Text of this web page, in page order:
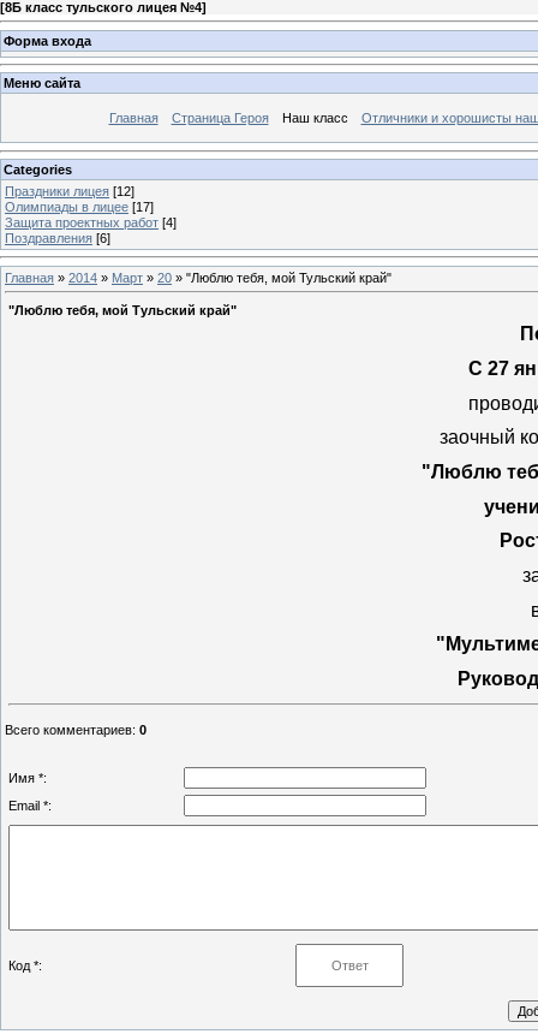
[8Б класс тульского лицея №4]
Форма входа
Меню сайта
Главная Страница Героя Наш класс Отличники и хорошисты
Categories
Праздники лицея [12]
Олимпиады в лицее [17]
Защита проектных работ [4]
Поздравления [6]
Главная » 2014 » Март » 20 » "Люблю тебя, мой Тульский край"
"Люблю тебя, мой Тульский край"
С 27
заочный
"Люблю
Всего комментариев: 0
Имя *:
Email *:
Код *: